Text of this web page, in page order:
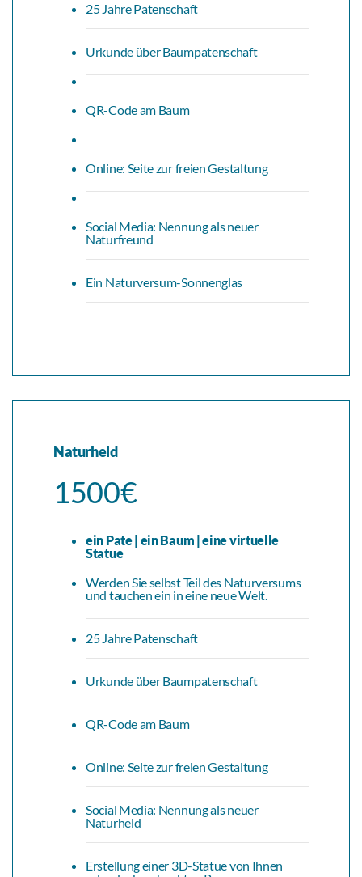
25 Jahre Patenschaft
Urkunde über Baumpatenschaft
QR-Code am Baum
Online: Seite zur freien Gestaltung
Social Media: Nennung als neuer
Naturfreund
Ein Naturversum-Sonnenglas
Naturheld
1500€
ein Pate | ein Baum | eine virtuelle
Statue
Werden Sie selbst Teil des Naturversums
und tauchen ein in eine neue Welt.
25 Jahre Patenschaft
Urkunde über Baumpatenschaft
QR-Code am Baum
Online: Seite zur freien Gestaltung
Social Media: Nennung als neuer
Naturheld
Erstellung einer 3D-Statue von Ihnen